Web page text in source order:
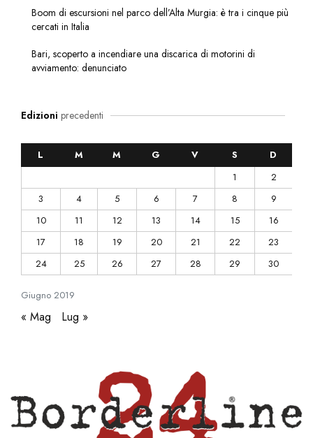
Boom di escursioni nel parco dell’Alta Murgia: è tra i cinque più
cercati in Italia
Bari, scoperto a incendiare una discarica di motorini di
avviamento: denunciato
Edizioni precedenti
Giugno 2019
L M M G V S
D
1
2
3
4 5 6 7 8
9
10
11 12 13 14 15
16
17
18 19 20 21 22
23
24
25 26 27 28 29 30
« Mag Lug »